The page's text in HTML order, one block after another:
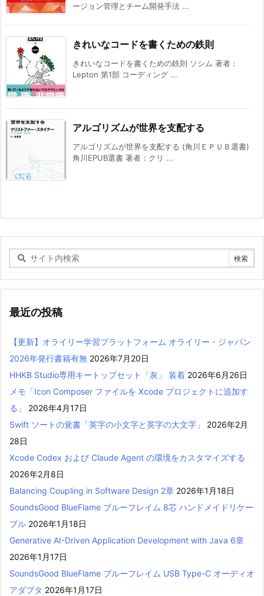
ージョン管理とチーム開発手法 ...
きれいなコードを書くための鉄則
きれいなコードを書くための鉄則 ソシム 著者：
Lepton 第1部 コーディング ...
アルゴリズムが世界を支配する
アルゴリズムが世界を支配する (角川ＥＰＵＢ選書)
角川EPUB選書 著者：クリ ...
最近の投稿
【更新】オライリー学習プラットフォーム オライリー・ジャパン
2026年発行書籍有無 2026年7月20日
HHKB Studio専用キートップセット「灰」 装着 2026年6月26日
メモ「Icon Composer ファイルを Xcode プロジェクトに追加す
る」
2026年4月17日
Swift ソートの覚書「英字の小文字と英字の大文字」
2026年2月
28日
Xcode Codex および Claude Agent の環境をカスタマイズする
2026年2月8日
Balancing Coupling in Software Design 2章 2026年1月18日
SoundsGood BlueFlame ブルーフレイム 8芯 ハンドメイドリケー
ブル 2026年1月18日
Generative AI-Driven Application Development with Java 6章
2026年1月17日
SoundsGood BlueFlame ブルーフレイム USB Type-C オーディオ
アダプタ 2026年1月17日